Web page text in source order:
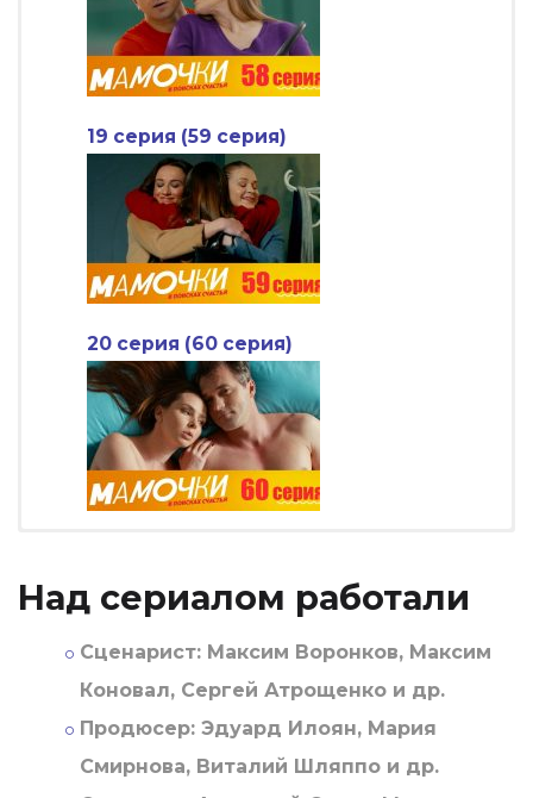
19 серия (59 серия)
20 серия (60 серия)
Над сериалом работали
Сценарист: Максим Воронков, Максим
Коновал, Сергей Атрощенко и др.
Продюсер: Эдуард Илоян, Мария
Смирнова, Виталий Шляппо и др.